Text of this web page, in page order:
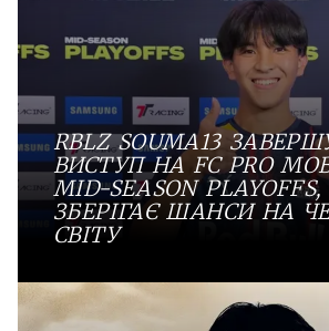
RBLZ SOUMA13
ВИСТУП НА FC PRO
MID-SEASON
ЗБЕРІГАЄ ШАНСИ НА
СВІТУ